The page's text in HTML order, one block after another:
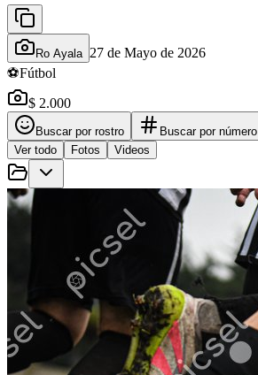
Ro Ayala 27 de Mayo de 2026
⚽Fútbol
$ 2.000
Buscar por rostro
Buscar por número
Ver todo
Fotos Videos